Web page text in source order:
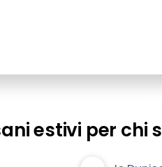
estivi per chi